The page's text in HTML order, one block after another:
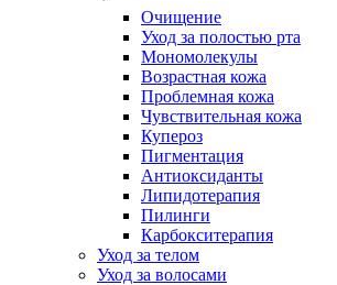
Очищение
Уход за полостью рта
Мономолекулы
Возрастная кожа
Проблемная кожа
Чувствительная кожа
Купероз
Пигментация
Антиоксиданты
Липидотерапия
Пилинги
Карбокситерапия
Уход за телом
Уход за волосами